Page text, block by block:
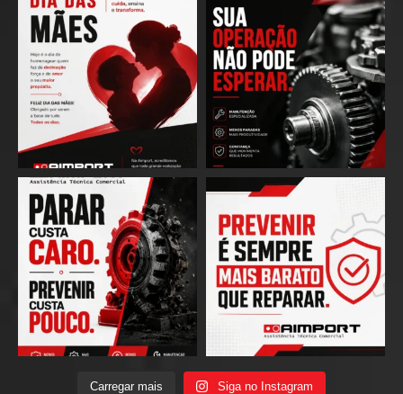
Carregar mais Siga no Instagram